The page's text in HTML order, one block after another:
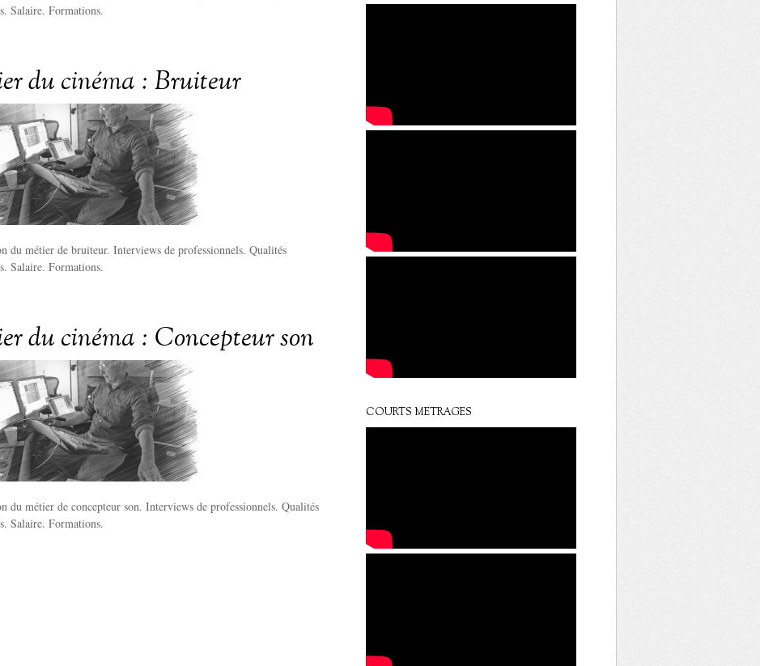
Salaire. Formations.
du cinéma : Bruiteur
du métier de bruiteur. Interviews de professionnels. Qualités
Salaire. Formations.
du cinéma : Concepteur son
du métier de concepteur son. Interviews de professionnels. Qualités
Salaire. Formations.
COURTS METRAGES